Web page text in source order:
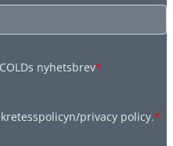
nyhetsbrev*
privacy policy.*